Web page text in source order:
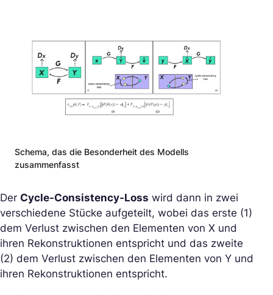
Schema, das die Besonderheit des Modells
zusammenfasst
Der Cycle-Consistency-Loss wird dann in zwei
verschiedene Stücke aufgeteilt, wobei das erste (1)
dem Verlust zwischen den Elementen von X und
ihren Rekonstruktionen entspricht und das zweite
(2) dem Verlust zwischen den Elementen von Y und
ihren Rekonstruktionen entspricht.